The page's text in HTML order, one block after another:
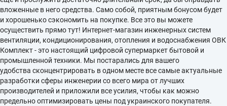
вложенные в него средства. Само собой, приятным бонусом будет
и хорошенько сэкономить на покупке. Все это вы можете
осуществить прямо тут! Интернет-магазин инженерных систем
вентиляции, кондиционирования, отопления и водоснабжения ОВК
Комплект - это настоящий цифровой супермаркет бытовой и
промышленной техники. Мы постарались для вашего
удобства сконцентрировать в одном месте все самые актуальные
разработки сферы инженерии со всего мира от лучших
производителей и приложили все усилия, чтобы как можно
предельно оптимизировать цены под украинского покупателя.